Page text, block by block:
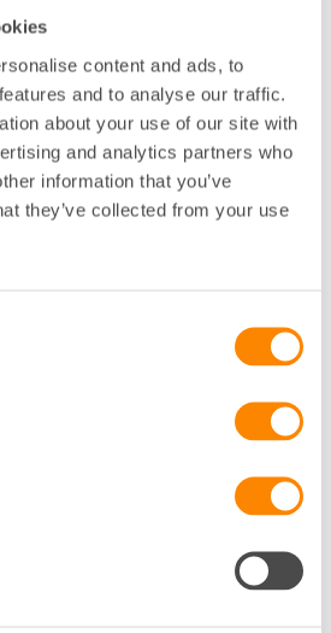
content and ads, to
and to analyse our traffic.
about your use of our site with
and analytics partners who
information that you’ve
they’ve collected from your use
har en kryssruta
kan godkänna att
Komplettera
med text och bild.
brev till de
inte svarat på
om tillstånd hos
till